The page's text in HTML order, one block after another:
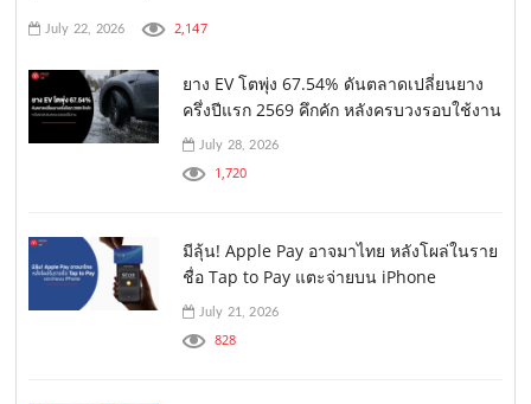
July 22, 2026 2,147
ยาง EV โตพุ่ง 67.54% ดันตลาดเปลี่ยนยาง
ครึ่งปีแรก 2569 คึกคัก หลังครบวงรอบใช้งาน
July 28, 2026
1,720
มีลุ้น! Apple Pay อาจมาไทย หลังโผล่ในราย
ชื่อ Tap to Pay แตะจ่ายบน iPhone
July 21, 2026
828